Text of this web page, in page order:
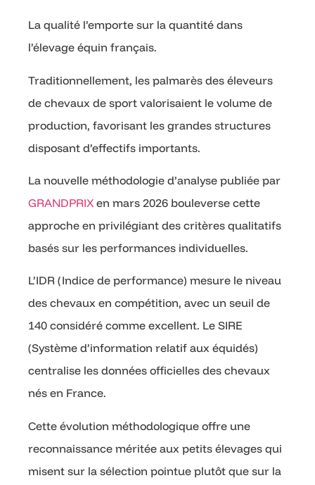
La qualité l’emporte sur la quantité dans
l’élevage équin français.
Traditionnellement, les palmarès des éleveurs
de chevaux de sport valorisaient le volume de
production, favorisant les grandes structures
disposant d’effectifs importants.
La nouvelle méthodologie d’analyse publiée par
GRANDPRIX en mars 2026 bouleverse cette
approche en privilégiant des critères qualitatifs
basés sur les performances individuelles.
L’IDR (Indice de performance) mesure le niveau
des chevaux en compétition, avec un seuil de
140 considéré comme excellent. Le SIRE
(Système d’information relatif aux équidés)
centralise les données officielles des chevaux
nés en France.
Cette évolution méthodologique offre une
reconnaissance méritée aux petits élevages qui
misent sur la sélection pointue plutôt que sur la